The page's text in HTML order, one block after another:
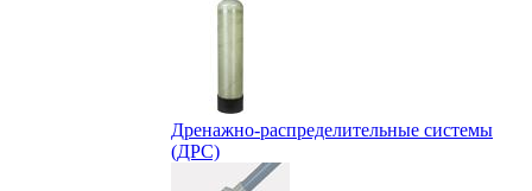
Дренажно-распределительные системы
(ДРС)